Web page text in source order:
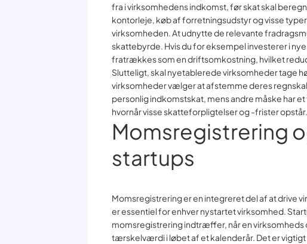
fra i virksomhedens indkomst, før skat skal
kontorleje, køb af forretningsudstyr og visse
virksomheden. At udnytte de relevante
skattebyrde. Hvis du for eksempel investerer i
fratrækkes som en driftsomkostning, hvilket
Slutteligt, skal nyetablerede virksomheder tage
virksomheder vælger at afstemme deres
personlig indkomstskat, mens andre måske har
hvornår visse skatteforpligtelser og -frister opstår.
Momsregistrering
startups
Momsregistrering er en integreret del af at drive
er essentiel for enhver nystartet virksomhed.
momsregistrering indtræffer, når en
tærskelværdi i løbet af et kalenderår. Det er